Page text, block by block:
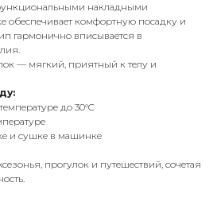
накладными
обеспечивает комфортную посадку и
гармонично вписывается в
— мягкий, приятный к телу и
до 30°C
и сушке в машинке
прогулок и путешествий, сочетая